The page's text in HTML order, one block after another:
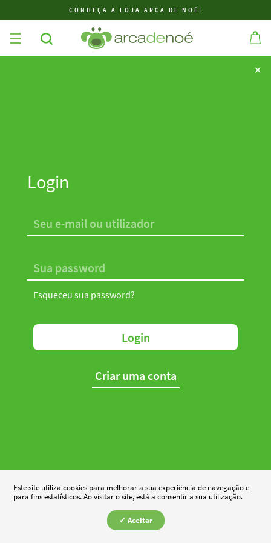
CONHEÇA A LOJA ARCA DE NOÉ!
✕
✕
Login
Esqueceu sua password?
Login
Criar uma conta
Este site utiliza cookies para melhorar a sua experiência de navegação e
para fins estatísticos. Ao visitar o site, está a consentir a sua utilização.
✓ Aceitar